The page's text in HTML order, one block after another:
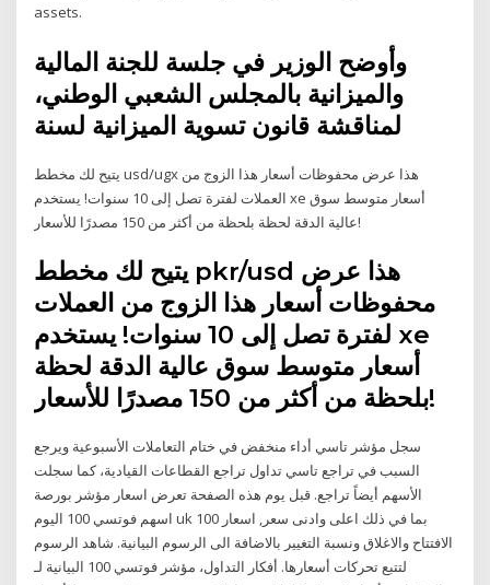
assets.
وأوضح الوزير في جلسة للجنة المالية
والميزانية بالمجلس الشعبي الوطني،
لمناقشة قانون تسوية الميزانية لسنة
يتيح لك مخطط usd/ugx هذا عرض محفوظات أسعار هذا الزوج من
العملات لفترة تصل إلى 10 سنوات! يستخدم xe أسعار متوسط سوق
عالية الدقة لحظة بلحظة من أكثر من 150 مصدرًا للأسعار!
يتيح لك مخطط pkr/usd هذا عرض
محفوظات أسعار هذا الزوج من العملات
لفترة تصل إلى 10 سنوات! يستخدم xe
أسعار متوسط سوق عالية الدقة لحظة
بلحظة من أكثر من 150 مصدرًا للأسعار!
سجل مؤشر تاسي أداء منخفض في ختام التعاملات الأسبوعية ويرجع
السبب في تراجع تاسي تداول تراجع القطاعات القيادية، كما سجلت
اﻷسهم أيضاً تراجع. قبل يوم هذه الصفحة تعرض اسعار مؤشر بورصة
اسهم فوتسي 100 اليوم uk 100 بما في ذلك اعلى وادنى سعر, اسعار
الافتتاح والاغلاق ونسبة التغيير بالاضافة الى الرسوم البيانية. شاهد الرسوم
البيانية لـ ‎مؤشر فوتسي 100‎ لتتبع تحركات أسعارها. أفكار التداول،